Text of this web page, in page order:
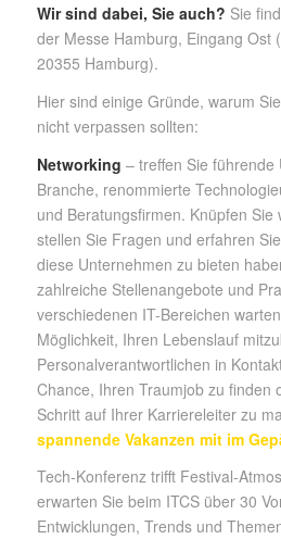
Wir sind dabei, Sie auch? Sie
der Messe Hamburg, Eingang Ost
20355 Hamburg).
Hier sind einige Gründe, warum
nicht verpassen sollten:
Networking – treffen Sie
Branche, renommierte
und Beratungsfirmen. Knüpfen Sie
stellen Sie Fragen und erfahren
diese Unternehmen zu bieten
zahlreiche Stellenangebote und
verschiedenen IT-Bereichen
Möglichkeit, Ihren Lebenslauf
Personalverantwortlichen in
Chance, Ihren Traumjob zu finden
Schritt auf Ihrer Karriereleiter zu
spannende Vakanzen mit im
Tech-Konferenz trifft Festival-
erwarten Sie beim ITCS über 30
Entwicklungen, Trends und